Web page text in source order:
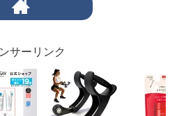
サーリンク